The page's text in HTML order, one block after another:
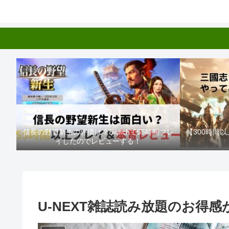
信長の野望新生の評価は？Switchで55時間プレ
イしたのでレビューする！
【300時間以
U-NEXT雑誌読み放題のお得